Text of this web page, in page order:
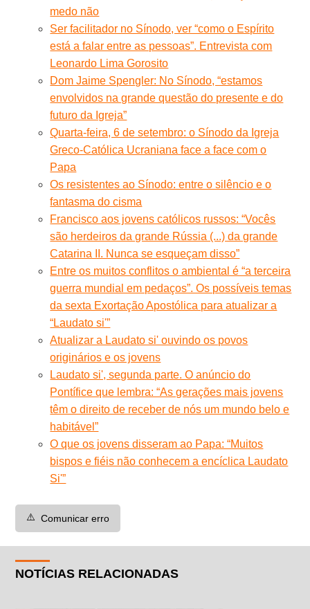
medo não
Ser facilitador no Sínodo, ver “como o Espírito
está a falar entre as pessoas”. Entrevista com
Leonardo Lima Gorosito
Dom Jaime Spengler: No Sínodo, “estamos
envolvidos na grande questão do presente e do
futuro da Igreja”
Quarta-feira, 6 de setembro: o Sínodo da Igreja
Greco-Católica Ucraniana face a face com o
Papa
Os resistentes ao Sínodo: entre o silêncio e o
fantasma do cisma
Francisco aos jovens católicos russos: “Vocês
são herdeiros da grande Rússia (...) da grande
Catarina II. Nunca se esqueçam disso”
Entre os muitos conflitos o ambiental é “a terceira
guerra mundial em pedaços”. Os possíveis temas
da sexta Exortação Apostólica para atualizar a
“Laudato si'”
Atualizar a Laudato si' ouvindo os povos
originários e os jovens
Laudato si', segunda parte. O anúncio do
Pontífice que lembra: “As gerações mais jovens
têm o direito de receber de nós um mundo belo e
habitável”
O que os jovens disseram ao Papa: “Muitos
bispos e fiéis não conhecem a encíclica Laudato
Si'”
⚠️ Comunicar erro
NOTÍCIAS RELACIONADAS